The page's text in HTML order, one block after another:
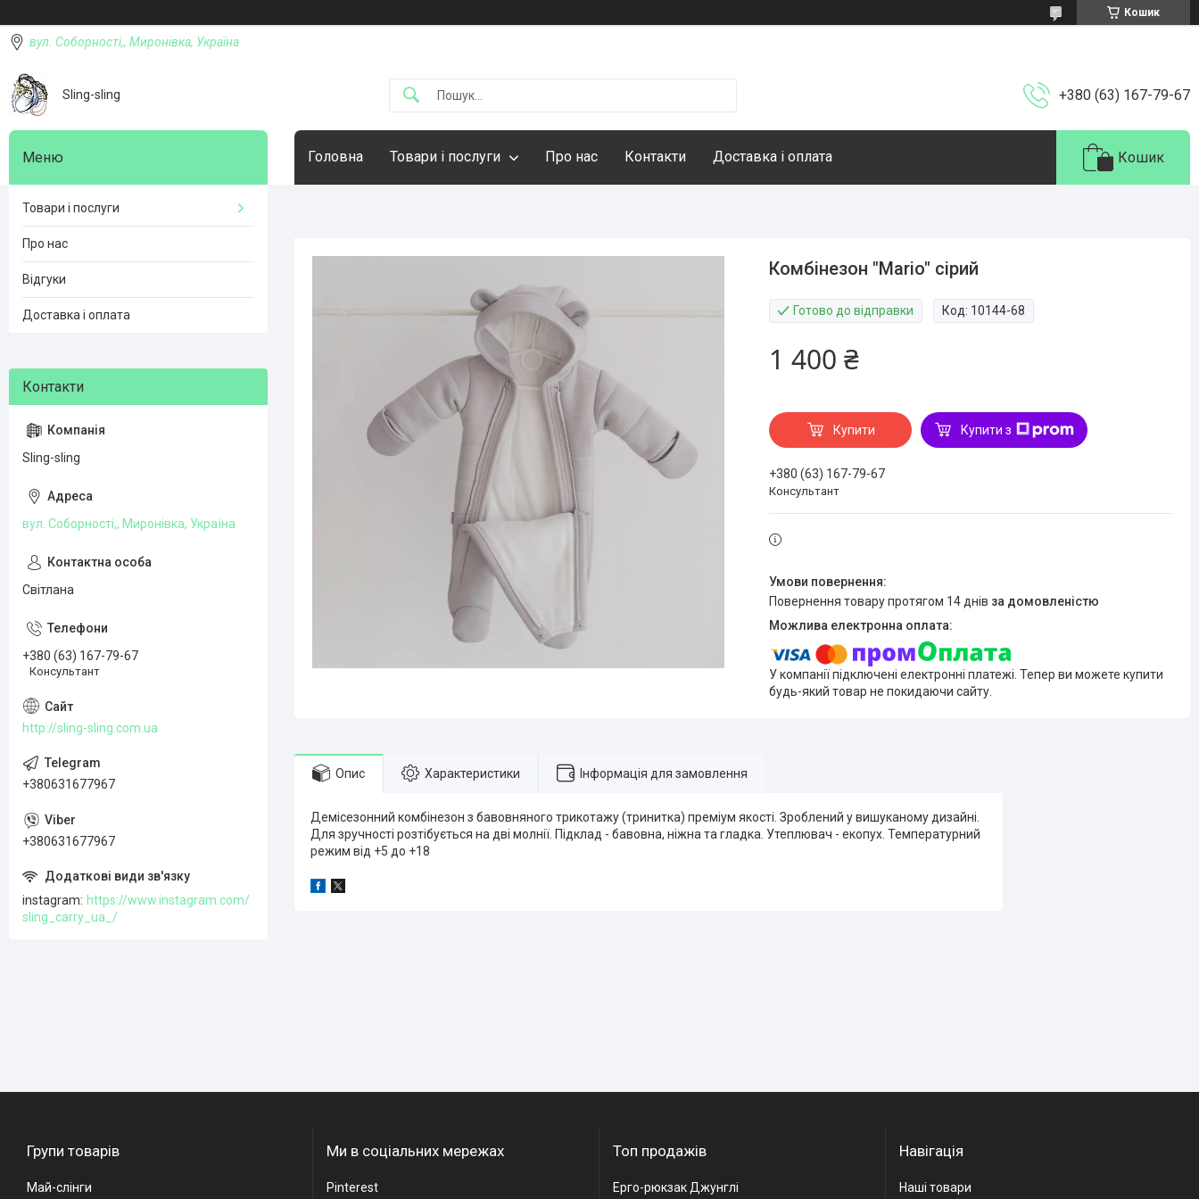
Кошик
вул. Соборності,, Миронівка, Україна
Sling-sling +380 (63) 167-79-67
Головна Товари і послуги Про нас Контакти Доставка і оплата Кошик
Комбінезон "Mario" сірий
Готово до відправки Код: 10144-68
1 400 ₴
Купити Купити з
+380 (63) 167-79-67
Консультант
повернення товару протягом 14 днів за домовленістю
У компанії підключені електронні платежі. Тепер ви можете купити
будь-який товар не покидаючи сайту.
Опис Характеристики Інформація для замовлення
Демісезонний комбінезон з бавовняного трикотажу (тринитка) преміум якості. Зроблений у вишуканому дизайні.
Для зручності розтібується на дві молнії. Підклад - бавовна, ніжна та гладка. Утеплювач - екопух. Температурний
режим від +5 до +18
Товари і послуги
Про нас
Відгуки
Доставка і оплата
Sling-sling
вул. Соборності,, Миронівка, Україна
Світлана
+380 (63) 167-79-67
Консультант
http://sling-sling.com.ua
+380631677967
+380631677967
instagram
https://www.instagram.com/
sling_carry_ua_/
Групи товарів
Май-слінги
Ми в соціальних мережах
Pinterest
Топ продажів
Ерго-рюкзак Джунглі
Навігація
Наші товари